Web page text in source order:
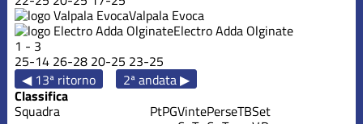
Valpala Evoca
Electro Adda Olginate
1 - 3
25-14 26-28 20-25 23-25
◀ 13ª ritorno
2ª andata ▶
Classifica
Squadra PtPGVintePerseTBSet